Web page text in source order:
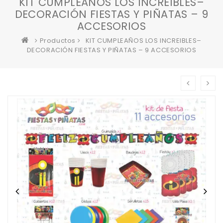
DECORACIÓN FIESTAS Y PIÑATAS – 9
ACCESORIOS
Productos
KIT CUMPLEAÑOS LOS INCREIBLES–
DECORACIÓN FIESTAS Y PIÑATAS – 9 ACCESORIOS